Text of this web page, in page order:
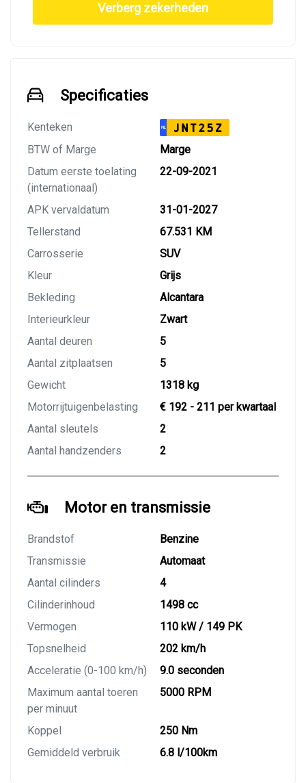
Verberg zekerheden
Specificaties
Kenteken NL JNT25Z
BTW of Marge
Marge
Datum eerste toelating
(internationaal)
22-09-2021
APK vervaldatum
31-01-2027
Tellerstand
67.531 KM
Carrosserie
SUV
Kleur
Grijs
Bekleding
Alcantara
Interieurkleur
Zwart
Aantal deuren
5
Aantal zitplaatsen
5
Gewicht
1318 kg
Motorrijtuigenbelasting
€ 192 - 211 per kwartaal
Aantal sleutels
2
Aantal handzenders
2
Motor en transmissie
Brandstof
Benzine
Transmissie
Automaat
Aantal cilinders
4
Cilinderinhoud
1498 cc
Vermogen
110 kW / 149 PK
Topsnelheid
202 km/h
Acceleratie (0-100 km/h)
9.0 seconden
Maximum aantal toeren
per minuut
5000 RPM
Koppel
250 Nm
Gemiddeld verbruik
6.8 l/100km